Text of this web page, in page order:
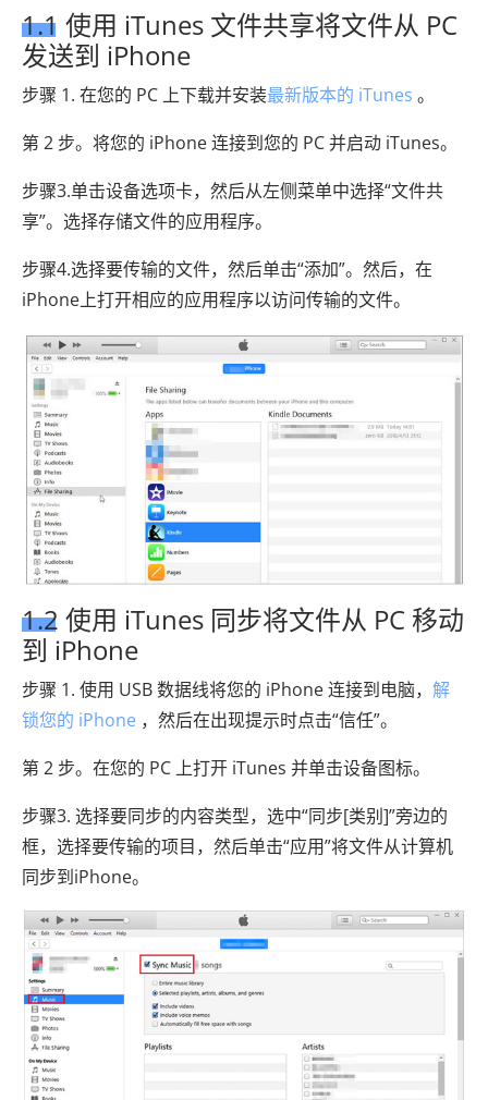
1.1 使用 iTunes 文件共享将文件从 PC
发送到 iPhone
步骤 1. 在您的 PC 上下载并安装最新版本的 iTunes 。
第 2 步。将您的 iPhone 连接到您的 PC 并启动 iTunes。
步骤3.单击设备选项卡，然后从左侧菜单中选择“文件共
享”。选择存储文件的应用程序。
步骤4.选择要传输的文件，然后单击“添加”。然后，在
iPhone上打开相应的应用程序以访问传输的文件。
1.2 使用 iTunes 同步将文件从 PC 移动
到 iPhone
步骤 1. 使用 USB 数据线将您的 iPhone 连接到电脑， 解
锁您的 iPhone ，然后在出现提示时点击“信任”。
第 2 步。在您的 PC 上打开 iTunes 并单击设备图标。
步骤3. 选择要同步的内容类型，选中“同步[类别]”旁边的
框，选择要传输的项目，然后单击“应用”将文件从计算机
同步到iPhone。